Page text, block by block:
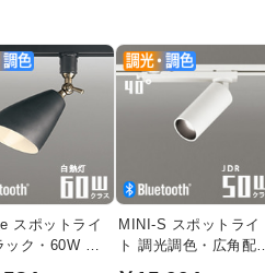
スポットライ
ック・60W 調
MINI-S スポットライ
ト 調光調色・広角配